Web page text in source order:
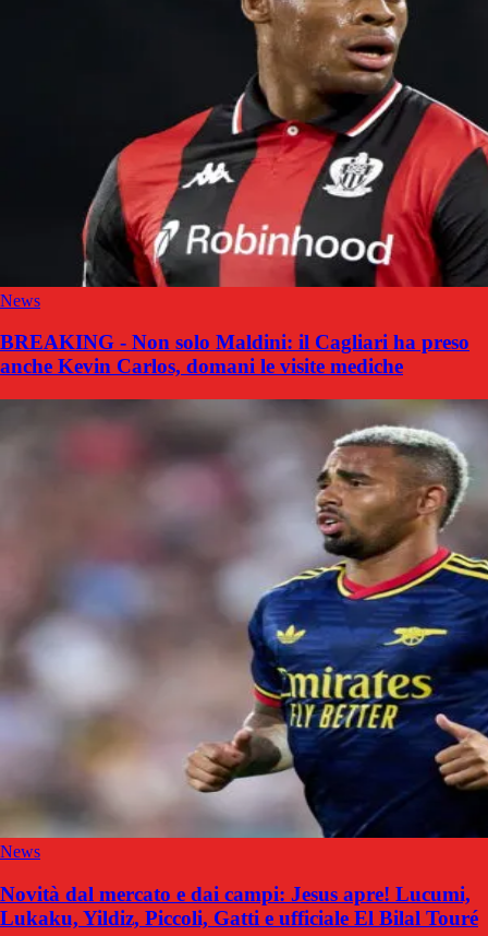
News
BREAKING - Non solo Maldini: il Cagliari ha preso
anche Kevin Carlos, domani le visite mediche
News
Novità dal mercato e dai campi: Jesus apre! Lucumi,
Lukaku, Yildiz, Piccoli, Gatti e ufficiale El Bilal Touré